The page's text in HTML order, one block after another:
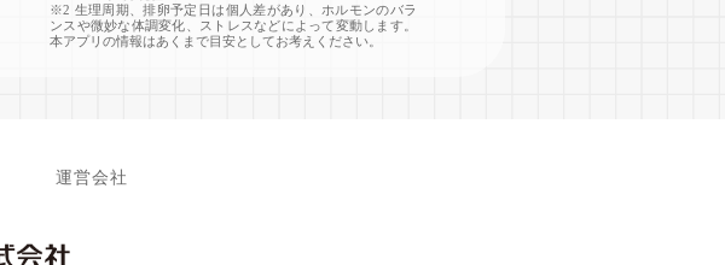
※2 生理周期、排卵予定日は個人差があり、ホルモンのバラ
ンスや微妙な体調変化、ストレスなどによって変動します。
本アプリの情報はあくまで目安としてお考えください。
運営会社